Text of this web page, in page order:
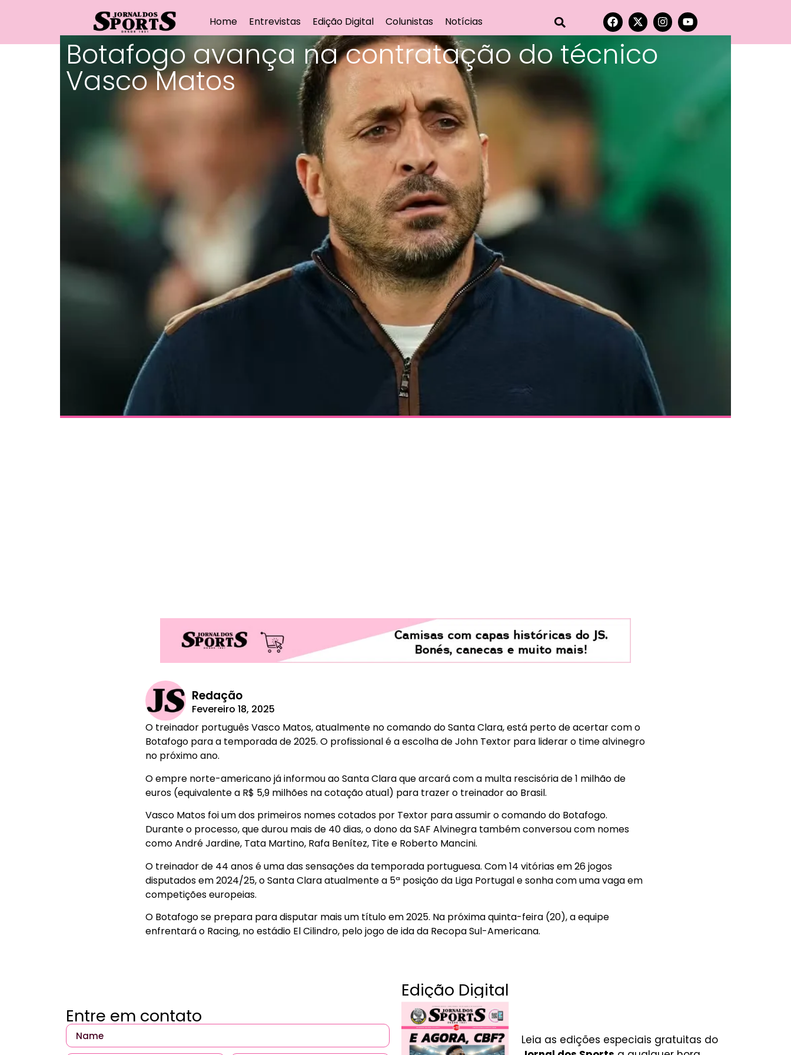
Home Entrevistas Edição Digital Colunistas Notícias
Botafogo avança na contratação do técnico
Vasco Matos
Redação
Fevereiro 18, 2025
O treinador português Vasco Matos, atualmente no comando do Santa Clara, está perto de acertar com o
Botafogo para a temporada de 2025. O profissional é a escolha de John Textor para liderar o time alvinegro
no próximo ano.
O empre norte-americano já informou ao Santa Clara que arcará com a multa rescisória de 1 milhão de
euros (equivalente a R$ 5,9 milhões na cotação atual) para trazer o treinador ao Brasil.
Vasco Matos foi um dos primeiros nomes cotados por Textor para assumir o comando do Botafogo.
Durante o processo, que durou mais de 40 dias, o dono da SAF Alvinegra também conversou com nomes
como André Jardine, Tata Martino, Rafa Benítez, Tite e Roberto Mancini.
O treinador de 44 anos é uma das sensações da temporada portuguesa. Com 14 vitórias em 26 jogos
disputados em 2024/25, o Santa Clara atualmente a 5ª posição da Liga Portugal e sonha com uma vaga em
competições europeias.
O Botafogo se prepara para disputar mais um título em 2025. Na próxima quinta-feira (20), a equipe
enfrentará o Racing, no estádio El Cilindro, pelo jogo de ida da Recopa Sul-Americana.
Entre em contato
Edição Digital
Leia as edições especiais gratuitas do